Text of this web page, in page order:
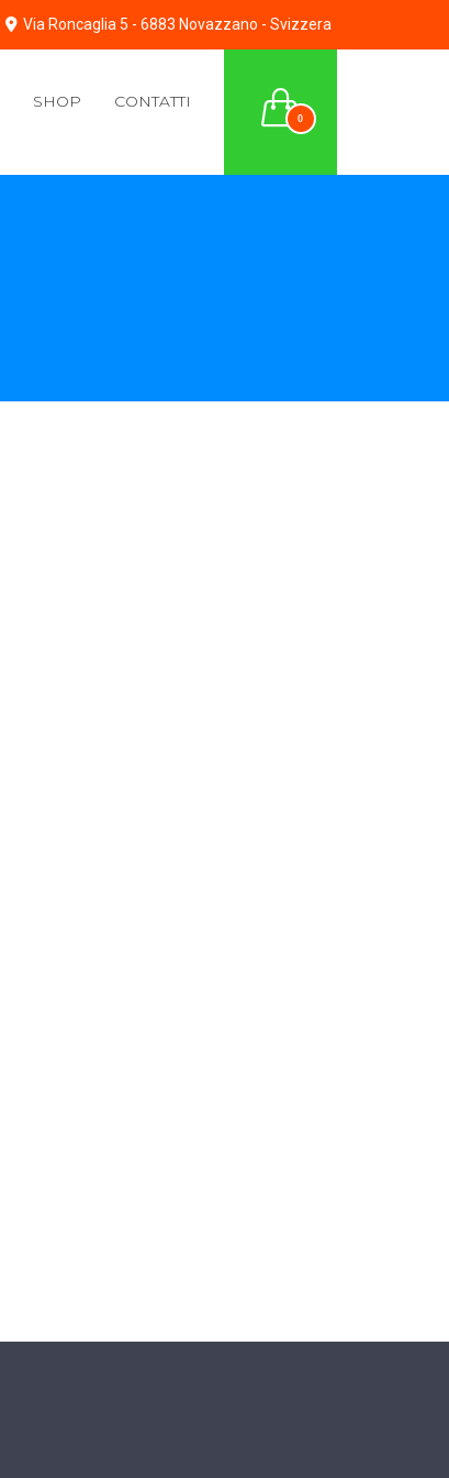
Via Roncaglia 5 - 6883 Novazzano - Svizzera
0
SHOP CONTATTI